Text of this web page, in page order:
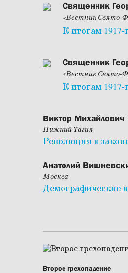
Священник
«Вестник Свято-
К итогам 1917-
Священник
«Вестник Свято-
К итогам 1917-
Виктор Михайлович
Нижний Тагил
Революция в
Анатолий
Москва
Демографические
Второе грехопадение